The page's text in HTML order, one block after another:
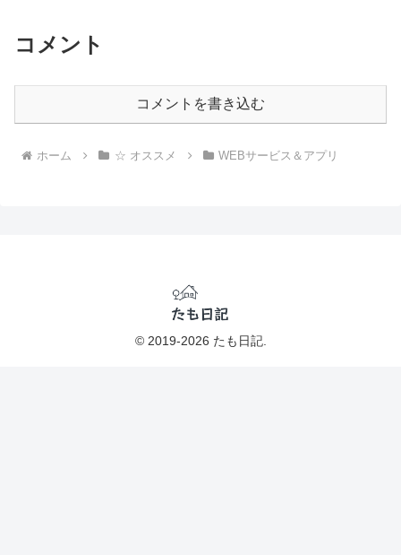
コメント
コメントを書き込む
ホーム ☆ オススメ WEBサービス＆アプリ
© 2019-2026 たも日記.